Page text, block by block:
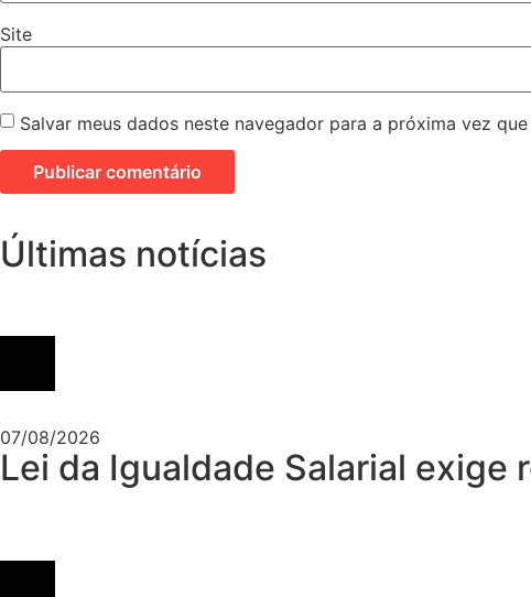
Site
Salvar meus dados neste navegador para a próxima vez
Últimas notícias
07/08/2026
Lei da Igualdade Salarial exige